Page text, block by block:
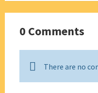
0 Comments
There are no